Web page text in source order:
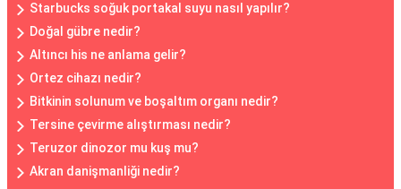
Starbucks soğuk portakal suyu nasıl yapılır?
Doğal gübre nedir?
Altıncı his ne anlama gelir?
Ortez cihazı nedir?
Bitkinin solunum ve boşaltım organı nedir?
Tersine çevirme alıştırması nedir?
Teruzor dinozor mu kuş mu?
Akran danişmanliği nedir?